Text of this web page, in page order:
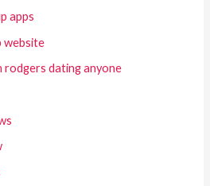
apps
website
dating anyone